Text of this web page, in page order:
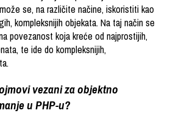
se, na različite načine, iskoristiti kao
kompleksnijih objekata. Na taj način se
povezanost koja kreće od najprostijih,
te ide do kompleksnijih,
vezani za objektno
u PHP-u?